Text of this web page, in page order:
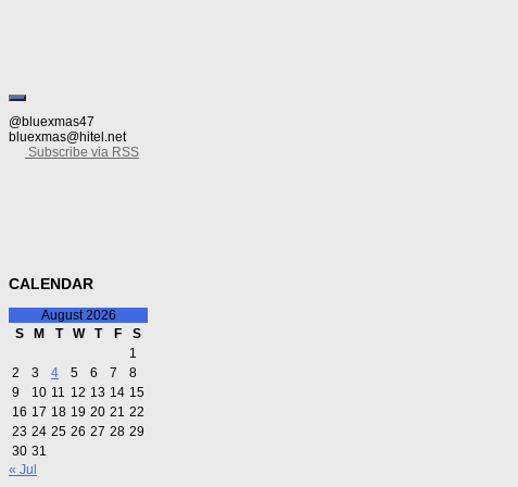
@bluexmas47
bluexmas@hitel.net
Subscribe via RSS
CALENDAR
August 2026
S
M T W T F
S
1
2
3 4 5 6 7
8
9
10 11 12 13 14 15
16 17 18 19 20 21 22
23 24 25 26 27 28 29
30 31
« Jul